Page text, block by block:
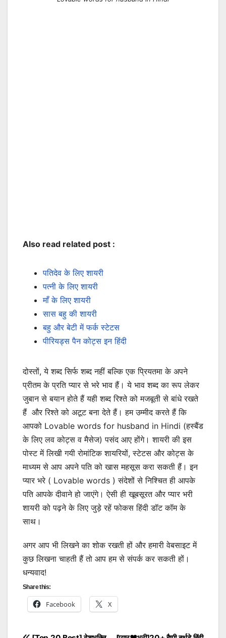
Also read related post :
पतिदेव के लिए शायरी
पत्नी के लिए शायरी
माँ के लिए शायरी
सास बहु की शायरी
बहु और बेटी में फर्क स्टेटस
पीरियड्स पैन कोट्स इन हिंदी
दोस्तों, ये शब्द सिर्फ शब्द नहीं बल्कि एक प्रियतमा के अपने
प्रीतम के प्रति प्यार से भरे भाव हैं। ये भाव शब्द का रूप लेकर
जुबान से बयान होते हैं यही शब्द रिश्ते को मजबूती से बांधे रखते
हैं और रिश्ते को अटूट बना देते हैं। हम उम्मीद करते हैं कि
आपको Lovable words for husband in Hindi (हस्बैंड
के लिए लव कोट्स व मैसेज) पसंद आए होंगे। शायरी की इस
पोस्ट में लिखी गयी रोमांटिक शायरियों, स्टेटस और कोट्स के
माध्यम से आप अपनेपति को खास महसूस करा सकती हैं। इन
प्यार भरे ( Lovable words ) संदेशों से निश्चित ही आपके
पति आपके दीवाने हो जाएंगे। ऐसी ही खूबसूरत और प्यार भरी
शायरी को पढ़ने के लिए जुड़े रहें फोकस हिंदी डॉट कॉम के
साथ।
अगर आप भी लिखने का शोक रखती हों औरहमारी वेबसाइट में
कुछ लिखना चाहती हैं तो आप हम से संपर्क कर सकती हों।
धन्यवाद!
Share this:
Facebook X